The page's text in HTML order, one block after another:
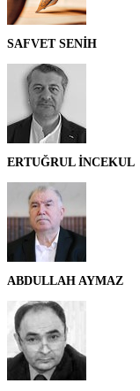
SAFVET SENİH
ERTUĞRUL İNCEKUL
ABDULLAH AYMAZ